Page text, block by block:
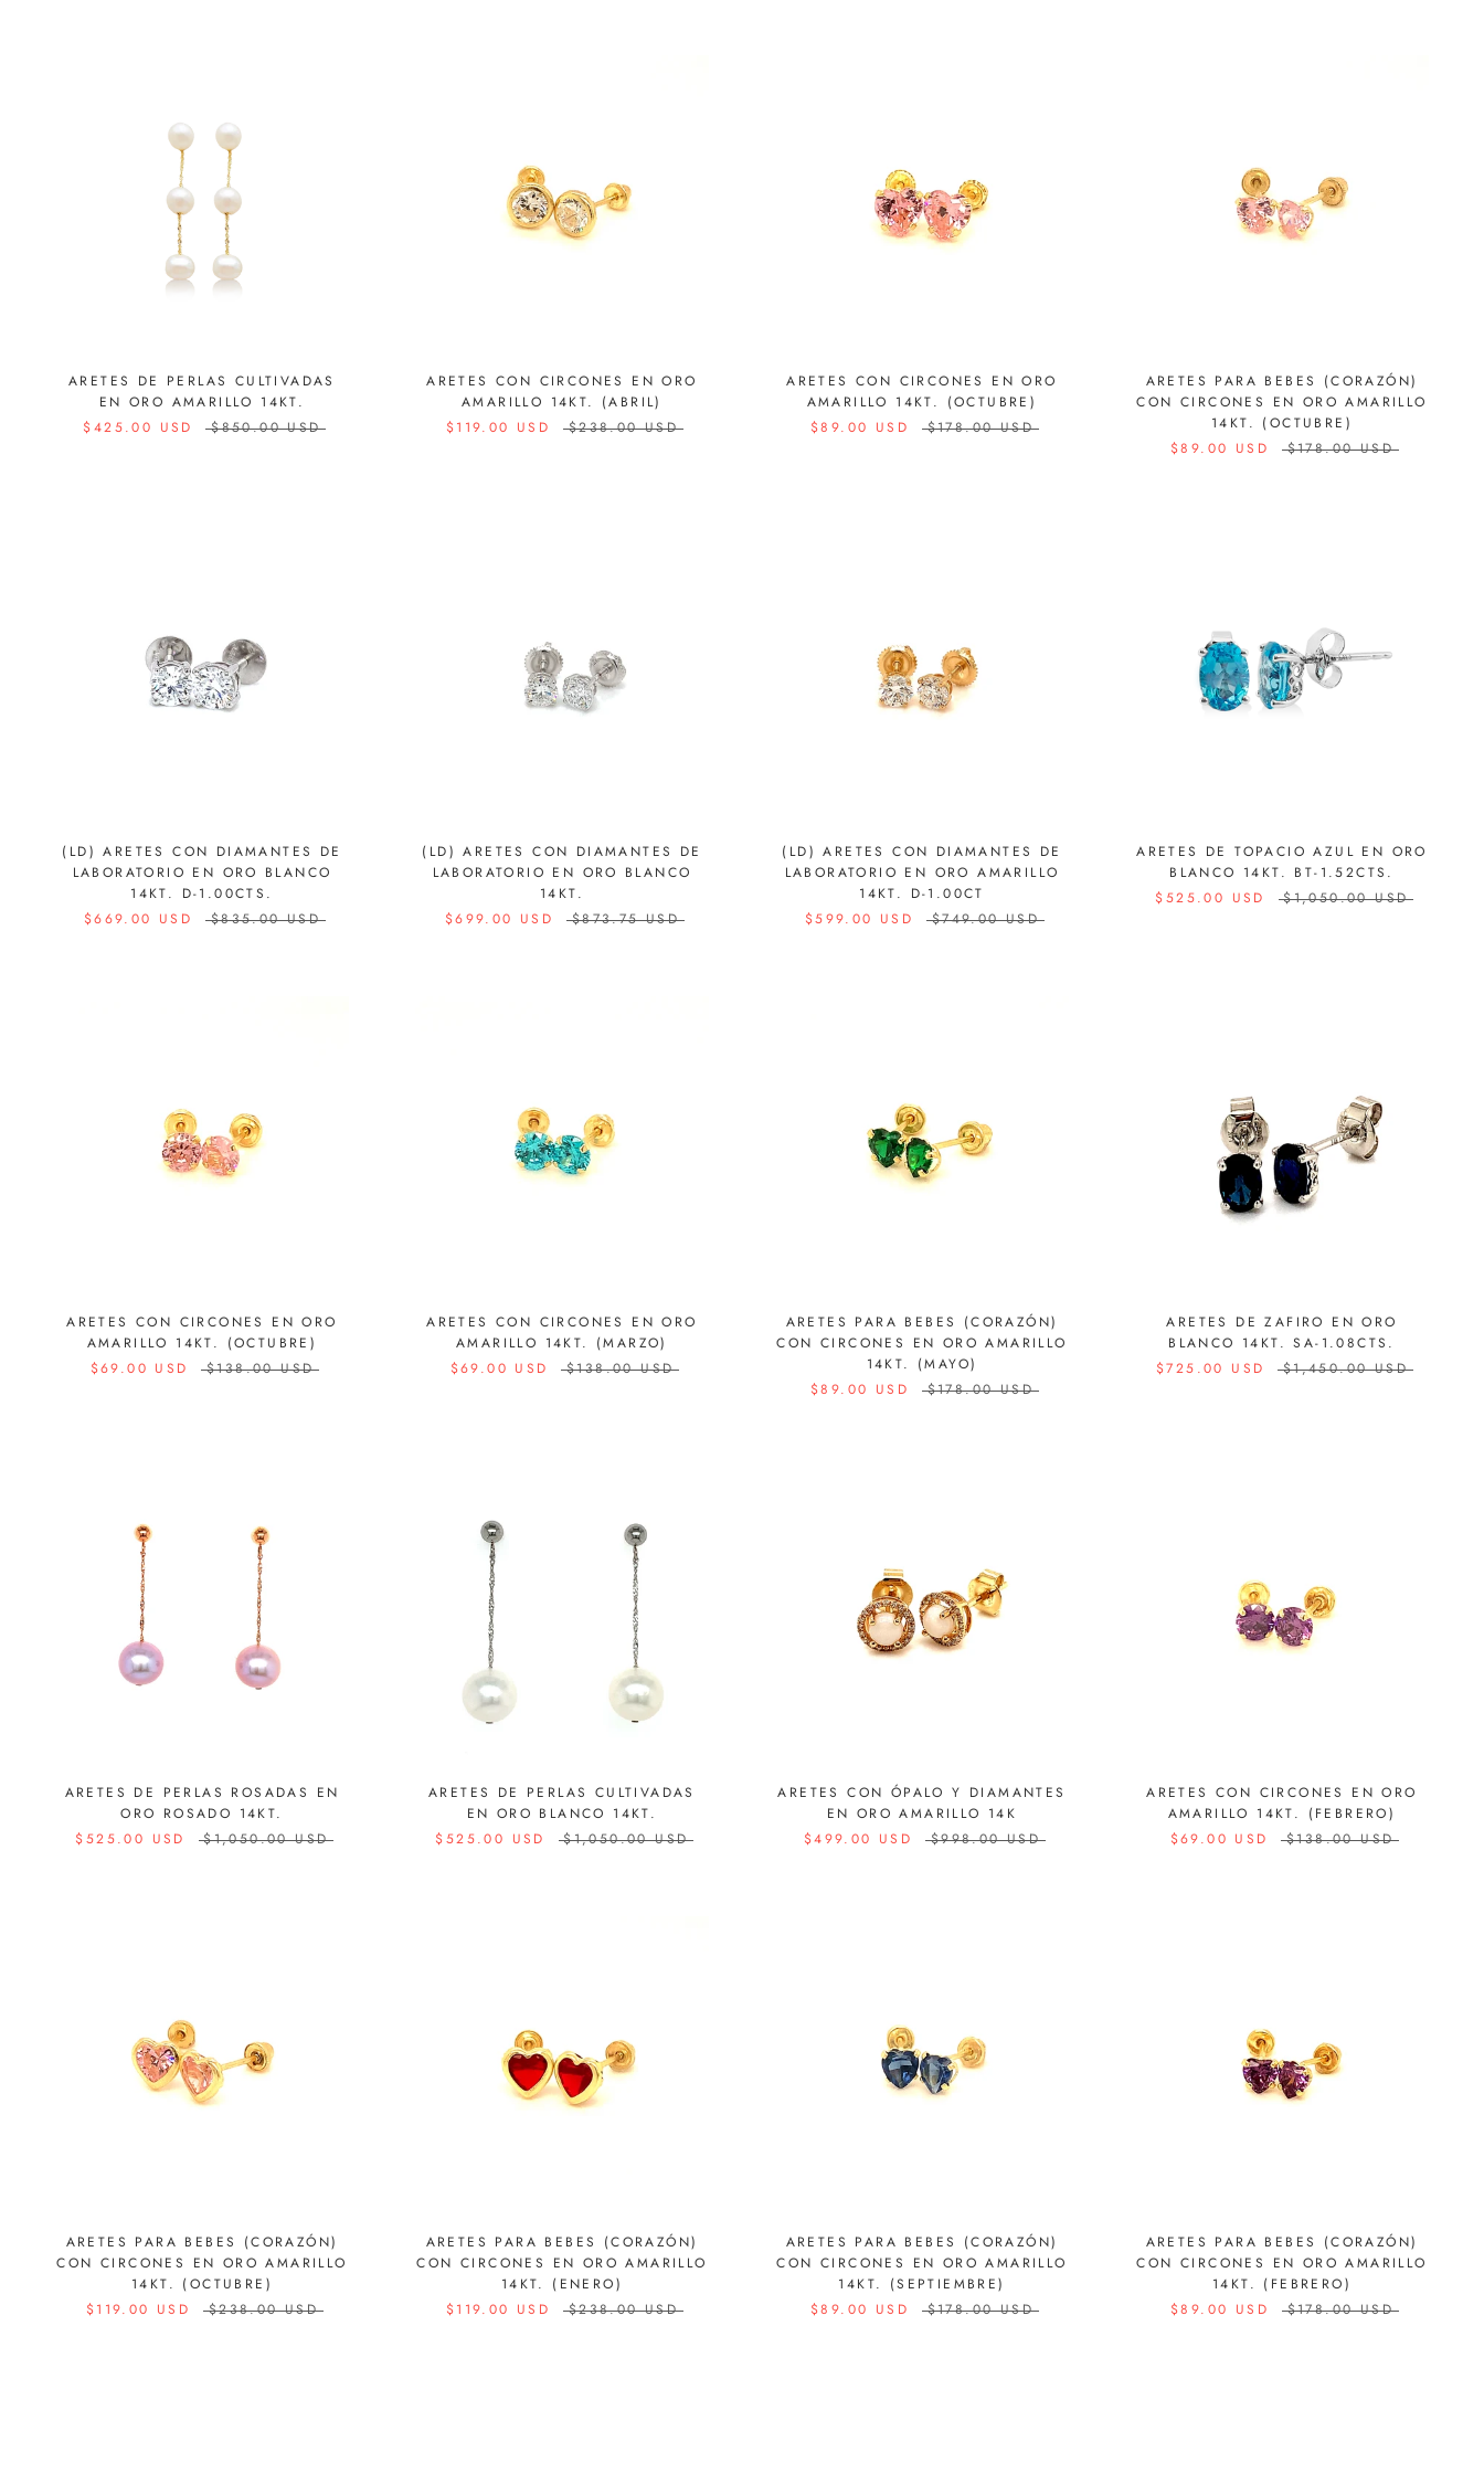
ARETES DE PERLAS CULTIVADAS
EN ORO AMARILLO 14KT.
$425.00 USD
$850.00 USD
ARETES CON CIRCONES EN ORO
AMARILLO 14KT. (ABRIL)
$119.00 USD
$238.00 USD
ARETES CON CIRCONES EN ORO
AMARILLO 14KT. (OCTUBRE)
$89.00 USD
$178.00 USD
ARETES PARA BEBES (CORAZÓN)
CON CIRCONES EN ORO AMARILLO
14KT. (OCTUBRE)
$89.00 USD
$178.00 USD
(LD) ARETES CON DIAMANTES DE
LABORATORIO EN ORO BLANCO
14KT. D-1.00CTS.
$669.00 USD
$835.00 USD
(LD) ARETES CON DIAMANTES DE
LABORATORIO EN ORO BLANCO
14KT.
$699.00 USD
$873.75 USD
(LD) ARETES CON DIAMANTES DE
LABORATORIO EN ORO AMARILLO
14KT. D-1.00CT
$599.00 USD
$749.00 USD
ARETES DE TOPACIO AZUL EN ORO
BLANCO 14KT. BT-1.52CTS.
$525.00 USD
$1,050.00 USD
ARETES CON CIRCONES EN ORO
AMARILLO 14KT. (OCTUBRE)
$69.00 USD
$138.00 USD
ARETES CON CIRCONES EN ORO
AMARILLO 14KT. (MARZO)
$69.00 USD
$138.00 USD
ARETES PARA BEBES (CORAZÓN)
CON CIRCONES EN ORO AMARILLO
14KT. (MAYO)
$89.00 USD
$178.00 USD
ARETES DE ZAFIRO EN ORO
BLANCO 14KT. SA-1.08CTS.
$725.00 USD
$1,450.00 USD
ARETES DE PERLAS ROSADAS EN
ORO ROSADO 14KT.
$525.00 USD
$1,050.00 USD
ARETES DE PERLAS CULTIVADAS
EN ORO BLANCO 14KT.
$525.00 USD
$1,050.00 USD
ARETES CON ÓPALO Y DIAMANTES
EN ORO AMARILLO 14K
$499.00 USD
$998.00 USD
ARETES CON CIRCONES EN ORO
AMARILLO 14KT. (FEBRERO)
$69.00 USD
$138.00 USD
ARETES PARA BEBES (CORAZÓN)
CON CIRCONES EN ORO AMARILLO
14KT. (OCTUBRE)
$119.00 USD
$238.00 USD
ARETES PARA BEBES (CORAZÓN)
CON CIRCONES EN ORO AMARILLO
14KT. (ENERO)
$119.00 USD
$238.00 USD
ARETES PARA BEBES (CORAZÓN)
CON CIRCONES EN ORO AMARILLO
14KT. (SEPTIEMBRE)
$89.00 USD
$178.00 USD
ARETES PARA BEBES (CORAZÓN)
CON CIRCONES EN ORO AMARILLO
14KT. (FEBRERO)
$89.00 USD
$178.00 USD